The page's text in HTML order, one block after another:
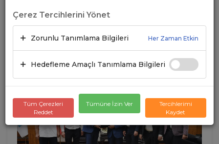
ZİYARETİ GERÇEKLEŞTİRDİ
03.09.2024 A+ A-
Çerez Tercihlerini Yönet
Zorunlu Tanımlama Bilgileri Her Zaman Etkin
Hedefleme Amaçlı Tanımlama Bilgileri
Tüm Çerezleri
Reddet
Tümüne İzin Ver
Tercihlerimi
Kaydet